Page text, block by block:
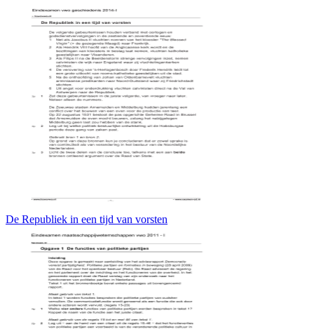
De Republiek in een tijd van vorsten